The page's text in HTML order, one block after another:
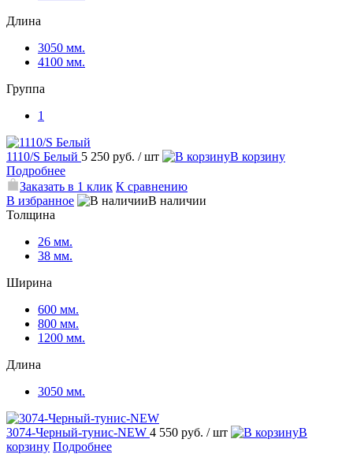
Длина
3050 мм.
4100 мм.
Группа
1
1110/S Белый 5 250 руб. / шт
В корзину
Подробнее
Заказать в 1 клик К сравнению
В избранное
В наличии
Толщина
26 мм.
38 мм.
Ширина
600 мм.
800 мм.
1200 мм.
Длина
3050 мм.
3074-Черный-тунис-NEW 4 550 руб. / шт
В
корзину Подробнее